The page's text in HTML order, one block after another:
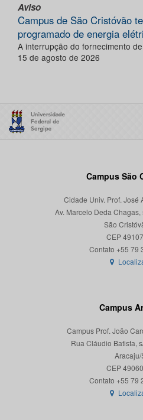
Aviso
Campus de São Cristóvão
programado de energia
A interrupção do fornecimento
15 de agosto de 2026
Campus São
Cidade Univ. Prof. José
Av. Marcelo Deda
São
CEP
Campus
Campus Prof. João
Rua Cláudio Batista,
Aracaju/
CEP